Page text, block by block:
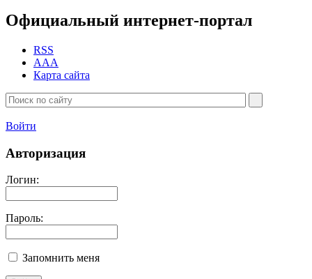
Официальный интернет-портал
RSS
AAA
Карта сайта
Войти
Авторизация
Логин:
Пароль:
Запомнить меня